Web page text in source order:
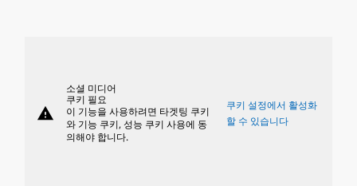
warning
소셜 미디어
쿠키 필요
이 기능을 사용하려면 타겟팅 쿠키
와 기능 쿠키, 성능 쿠키 사용에 동
의해야 합니다.
쿠키 설정에서 활성화
할 수 있습니다